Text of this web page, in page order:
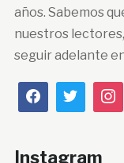
años. Sabemos
nuestros
seguir adelante
Instagram